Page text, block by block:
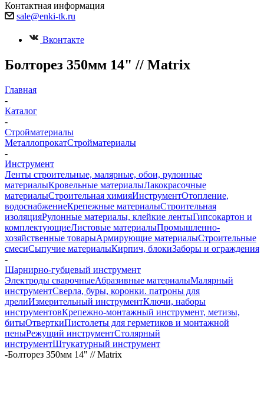
Контактная информация
sale@enki-tk.ru
Вконтакте
Болторез 350мм 14" // Matrix
Главная
-
Каталог
-
Стройматериалы
МеталлопрокатСтройматериалы
-
Инструмент
Ленты строительные, малярные, обои, рулонные
материалыКровельные материалыЛакокрасочные
материалыСтроительная химияИнструментОтопление,
водоснабжениеКрепежные материалыСтроительная
изоляцияРулонные материалы, клейкие лентыГипсокартон и
комплектующиеЛистовые материалыПромышленно-
хозяйственные товарыАрмирующие материалыСтроительные
смесиСыпучие материалыКирпич, блокиЗаборы и ограждения
-
Шарнирно-губцевый инструмент
Электроды сварочныеАбразивные материалыМалярный
инструментСверла, буры, коронки. патроны для
дрелиИзмерительный инструментКлючи, наборы
инструментовКрепежно-монтажный инструмент, метизы,
битыОтверткиПистолеты для герметиков и монтажной
пеныРежущий инструментСтолярный
инструментШтукатурный инструмент
-Болторез 350мм 14" // Matrix